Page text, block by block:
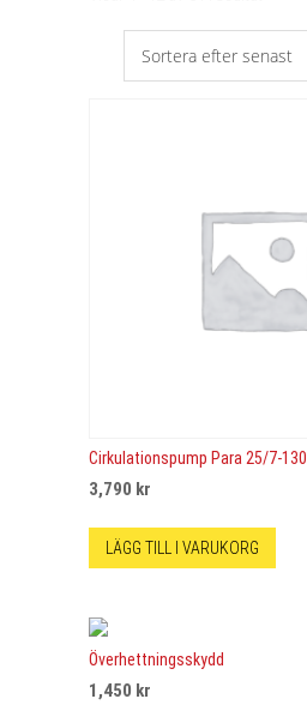
Cirkulationspump Para 25/7-130
3,790 kr
LÄGG TILL I VARUKORG
Överhettningsskydd
1,450 kr